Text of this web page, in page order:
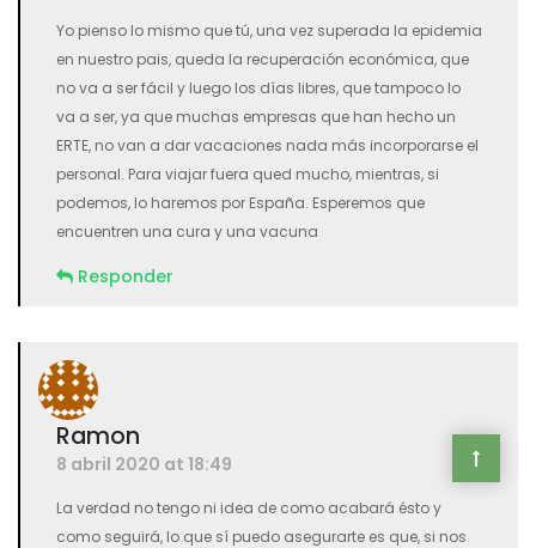
Yo pienso lo mismo que tú, una vez superada la epidemia
en nuestro pais, queda la recuperación económica, que
no va a ser fácil y luego los días libres, que tampoco lo
va a ser, ya que muchas empresas que han hecho un
ERTE, no van a dar vacaciones nada más incorporarse el
personal. Para viajar fuera qued mucho, mientras, si
podemos, lo haremos por España. Esperemos que
encuentren una cura y una vacuna
Responder
Ramon
8 abril 2020 at 18:49
La verdad no tengo ni idea de como acabará ésto y
como seguirá, lo que sí puedo asegurarte es que, si nos